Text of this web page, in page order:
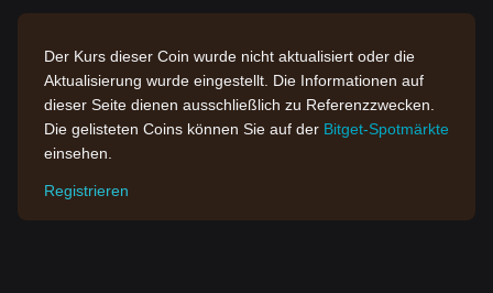
Der Kurs dieser Coin wurde nicht aktualisiert oder die
Aktualisierung wurde eingestellt. Die Informationen auf
dieser Seite dienen ausschließlich zu Referenzzwecken.
Die gelisteten Coins können Sie auf der Bitget-Spotmärkte
einsehen.
Registrieren